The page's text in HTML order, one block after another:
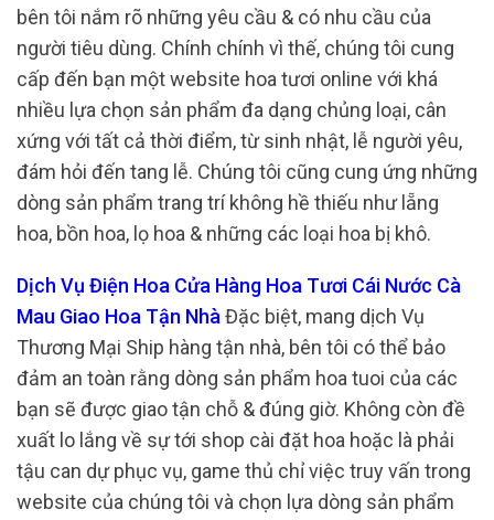
bên tôi nắm rõ những yêu cầu & có nhu cầu của
người tiêu dùng. Chính chính vì thế, chúng tôi cung
cấp đến bạn một website hoa tươi online với khá
nhiều lựa chọn sản phẩm đa dạng chủng loại, cân
xứng với tất cả thời điểm, từ sinh nhật, lễ người yêu,
đám hỏi đến tang lễ. Chúng tôi cũng cung ứng những
dòng sản phẩm trang trí không hề thiếu như lẵng
hoa, bồn hoa, lọ hoa & những các loại hoa bị khô.
Dịch Vụ Điện Hoa Cửa Hàng Hoa Tươi Cái Nước Cà
Mau Giao Hoa Tận Nhà Đặc biệt, mang dịch Vụ
Thương Mại Ship hàng tận nhà, bên tôi có thể bảo
đảm an toàn rằng dòng sản phẩm hoa tuoi của các
bạn sẽ được giao tận chỗ & đúng giờ. Không còn đề
xuất lo lắng về sự tới shop cài đặt hoa hoặc là phải
tậu can dự phục vụ, game thủ chỉ việc truy vấn trong
website của chúng tôi và chọn lựa dòng sản phẩm